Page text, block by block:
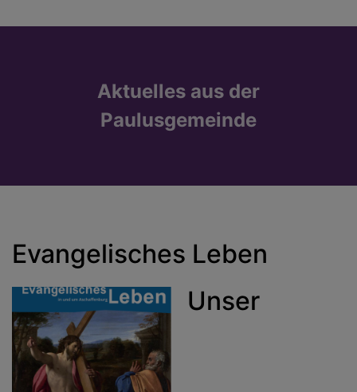
Aktuelles aus der
Paulusgemeinde
Evangelisches Leben
Unser